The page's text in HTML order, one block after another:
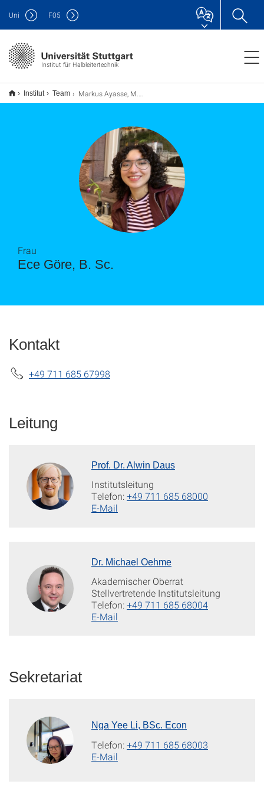
Institut für Halbleitertechnik
Uni F05
Institut Team Markus Ayasse, M. Sc.
Ece Göre, B. Sc.
Frau
Kontakt
+49 711 685 67998
Leitung
Prof. Dr. Alwin Daus
Institutsleitung
Telefon:+49 711 685 68000
E-Mail
Dr. Michael Oehme
Akademischer Oberrat
Stellvertretende Institutsleitung
Telefon:+49 711 685 68004
E-Mail
Sekretariat
Nga Yee Li, BSc. Econ
Telefon:+49 711 685 68003
E-Mail